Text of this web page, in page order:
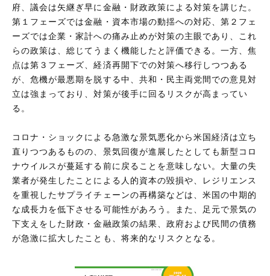
府、議会は矢継ぎ早に金融・財政政策による対策を講じた。
第１フェーズでは金融・資本市場の動揺への対応、第２フェ
ーズでは企業・家計への痛み止めが対策の主眼であり、これ
らの政策は、総じてうまく機能したと評価できる。一方、焦
点は第３フェーズ、経済再開下での対策へ移行しつつある
が、危機が最悪期を脱する中、共和・民主両党間での意見対
立は強まっており、対策が後手に回るリスクが高まってい
る。
コロナ・ショックによる急激な景気悪化から米国経済は立ち
直りつつあるものの、景気回復が進展したとしても新型コロ
ナウイルスが蔓延する前に戻ることを意味しない。大量の失
業者が発生したことによる人的資本の毀損や、レジリエンス
を重視したサプライチェーンの再構築などは、米国の中期的
な成長力を低下させる可能性があろう。また、足元で景気の
下支えをした財政・金融政策の結果、政府および民間の債務
が急激に拡大したことも、将来的なリスクとなる。